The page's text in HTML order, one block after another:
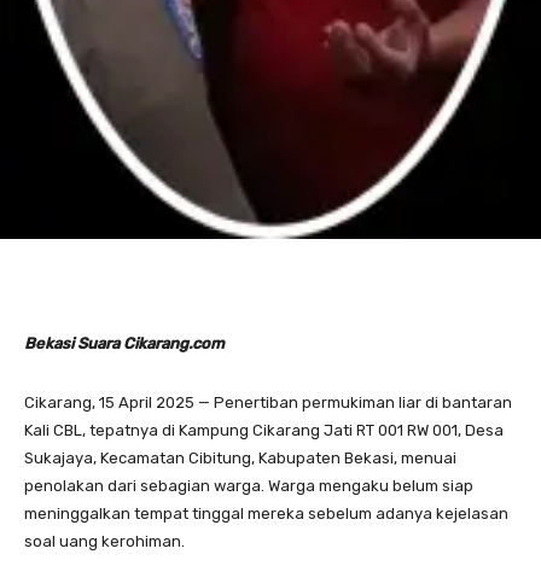
Bekasi Suara Cikarang.com
Cikarang, 15 April 2025 — Penertiban permukiman liar di bantaran
Kali CBL, tepatnya di Kampung Cikarang Jati RT 001 RW 001, Desa
Sukajaya, Kecamatan Cibitung, Kabupaten Bekasi, menuai
penolakan dari sebagian warga. Warga mengaku belum siap
meninggalkan tempat tinggal mereka sebelum adanya kejelasan
soal uang kerohiman.